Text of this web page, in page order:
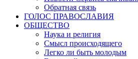
Обратная связь
ГОЛОС ПРАВОСЛАВИЯ
ОБЩЕСТВО
Наука и религия
Смысл происходящего
Легко ли быть молодым